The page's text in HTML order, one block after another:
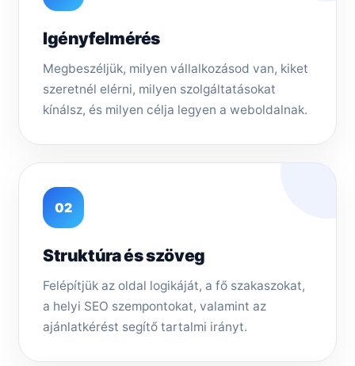
Igényfelmérés
Megbeszéljük, milyen vállalkozásod van, kiket
szeretnél elérni, milyen szolgáltatásokat
kínálsz, és milyen célja legyen a weboldalnak.
02
Struktúra és szöveg
Felépítjük az oldal logikáját, a fő szakaszokat,
a helyi SEO szempontokat, valamint az
ajánlatkérést segítő tartalmi irányt.